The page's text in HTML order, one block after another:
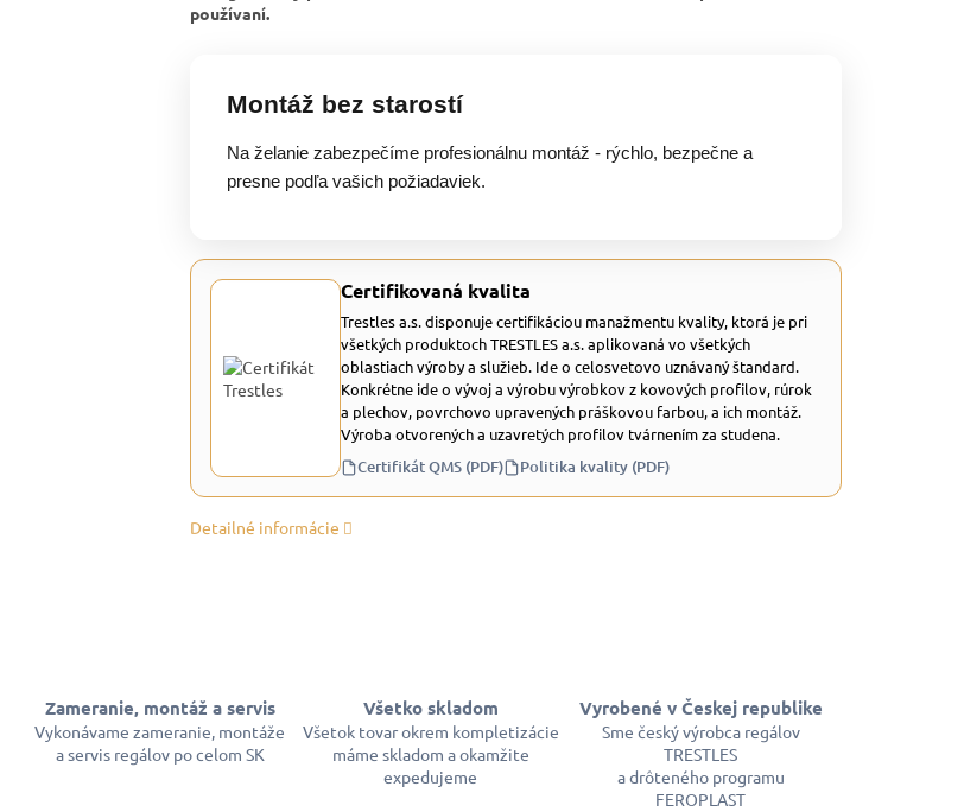
používaní.
Montáž bez starostí
Na želanie zabezpečíme profesionálnu montáž - rýchlo, bezpečne a
presne podľa vašich požiadaviek.
Certifikovaná kvalita
Trestles a.s. disponuje certifikáciou manažmentu kvality, ktorá je pri
všetkých produktoch TRESTLES a.s. aplikovaná vo všetkých
oblastiach výroby a služieb. Ide o celosvetovo uznávaný štandard.
Konkrétne ide o vývoj a výrobu výrobkov z kovových profilov, rúrok
a plechov, povrchovo upravených práškovou farbou, a ich montáž.
Výroba otvorených a uzavretých profilov tvárnením za studena.
Certifikát QMS (PDF) Politika kvality (PDF)
Detailné informácie
Zameranie, montáž a servis
Vykonávame zameranie, montáže
a servis regálov po celom SK
Všetko skladom
Všetok tovar okrem kompletizácie
máme skladom a okamžite
expedujeme
Vyrobené v Českej republike
Sme český výrobca regálov
TRESTLES
a drôteného programu
FEROPLAST